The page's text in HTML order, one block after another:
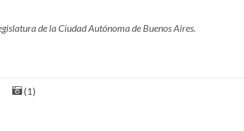
de la Ciudad Autónoma de Buenos Aires.
(1)